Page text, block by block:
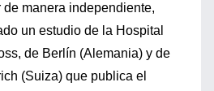
manera independiente,
un estudio de la Hospital
de Berlín (Alemania) y de
(Suiza) que publica el